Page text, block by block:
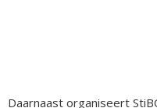
Daarnaast organiseert